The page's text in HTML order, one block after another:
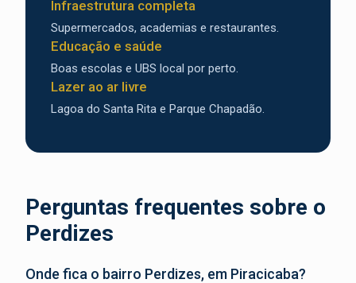
Infraestrutura completa
Supermercados, academias e restaurantes.
Educação e saúde
Boas escolas e UBS local por perto.
Lazer ao ar livre
Lagoa do Santa Rita e Parque Chapadão.
Perguntas frequentes sobre o
Perdizes
Onde fica o bairro Perdizes, em Piracicaba?